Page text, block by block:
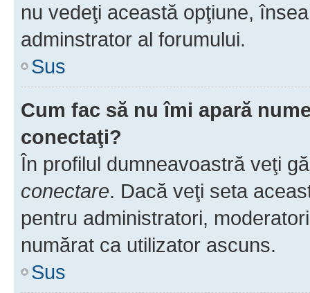
nu vedeţi această opţiune,
adminstrator al forumului.
Sus
Cum fac să nu îmi apară
conectaţi?
În profilul dumneavoastră veţi
conectare. Dacă veţi seta
pentru administratori,
numărat ca utilizator ascuns.
Sus